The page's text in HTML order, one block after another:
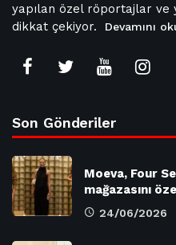
yapılan özel röportajlar ve
dikkat çekiyor.
Devamını
Son Gönderiler
Moeva, Four
mağazasını
24/06/2026